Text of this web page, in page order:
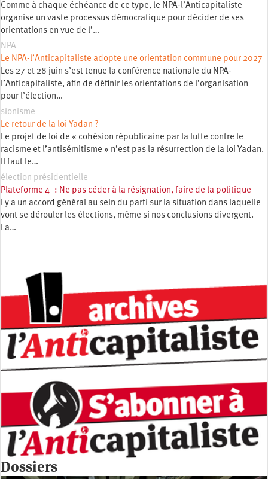
Comme à chaque échéance de ce type, le NPA-l’Anticapitaliste
organise un vaste processus démocratique pour décider de ses
orientations en vue de l’…
NPA
Le NPA-l’Anticapitaliste adopte une orientation commune pour 2027
Les 27 et 28 juin s’est tenue la conférence nationale du NPA-
l’Anticapitaliste, afin de définir les orientations de l’organisation
pour l’élection…
sionisme
Le retour de la loi Yadan ?
Le projet de loi de « cohésion républicaine par la lutte contre le
racisme et l’antisémitisme » n’est pas la résurrection de la loi Yadan.
Il faut le…
élection présidentielle
Plateforme 4 : Ne pas céder à la résignation, faire de la politique
l y a un accord général au sein du parti sur la situation dans laquelle
vont se dérouler les élections, même si nos conclusions divergent.
La…
Dossiers